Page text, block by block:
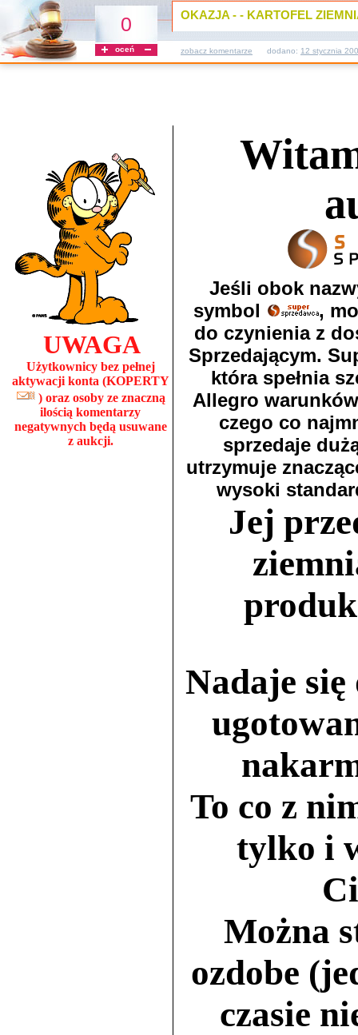
UWAGA
Użytkownicy bez pełnej
aktywacji konta (KOPERTY
) oraz osoby ze znaczną
ilością komentarzy
negatywnych będą usuwane
z aukcji.
Jeśli obok
symbol
,
do czynienia z
Sprzedającym.
która spełnia
Allegro
czego co
sprzedaje
utrzymuje
wysoki
Jej
Nadaje się
To co z
tylko i
Można
ozdobe
czasie
0
oceń
OKAZJA - - KARTOFEL
zobacz komentarze dodano: 12 stycznia